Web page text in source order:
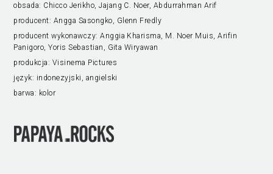
obsada: Chicco Jerikho, Jajang C. Noer, Abdurrahman Arif
producent: Angga Sasongko, Glenn Fredly
producent wykonawczy:Anggia Kharisma, M. Noer Muis, Arifin
Panigoro, Yoris Sebastian, Gita Wiryawan
produkcja: Visinema Pictures
język: indonezyjski, angielski
barwa: kolor